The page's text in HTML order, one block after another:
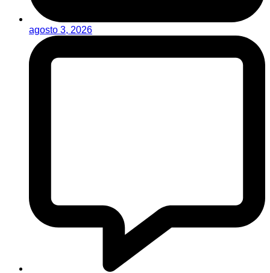
agosto 3, 2026